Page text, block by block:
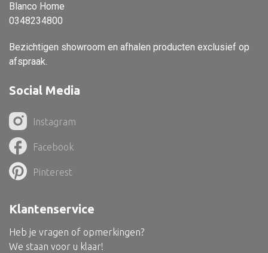
Alle deco
Kandelaar
Pilaar
Pot
Schaal
Dienblad
Mand
Blanco Home
0348234800
Bezichtigen showroom en afhalen producten exclusief op
afspraak.
Social Media
Instagram
Facebook
Pinterest
Klantenservice
Heb je vragen of opmerkingen?
We staan voor u klaar!